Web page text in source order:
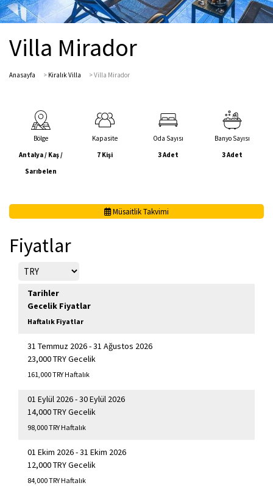
Villa Mirador
Anasayfa > Kiralık Villa >Villa Mirador
Bölge
Antalya / Kaş /
Sarıbelen
Kapasite
7 Kişi
Oda Sayısı
3 Adet
Banyo Sayısı
3 Adet
Müsaitlik Takvimi
Fiyatlar
Tarihler
Gecelik Fiyatlar
Haftalık Fiyatlar
31 Temmuz 2026 - 31 Ağustos 2026
23,000 TRY Gecelik
161,000 TRY Haftalık
01 Eylül 2026 - 30 Eylül 2026
14,000 TRY Gecelik
98,000 TRY Haftalık
01 Ekim 2026 - 31 Ekim 2026
12,000 TRY Gecelik
84,000 TRY Haftalık